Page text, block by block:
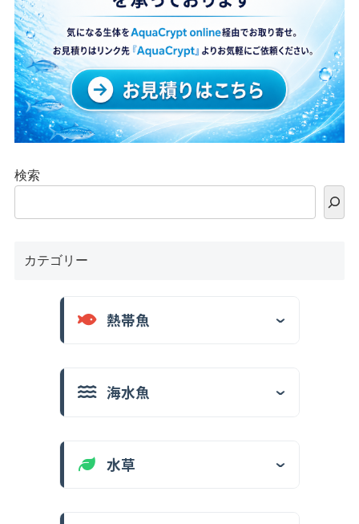
検索
カテゴリー
熱帯魚
海水魚
水草